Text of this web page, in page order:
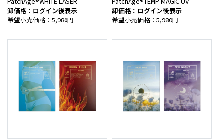
卸価格：ログイン後表示
希望小売価格：5,980円
卸価格：ログイン後表示
希望小売価格：5,980円